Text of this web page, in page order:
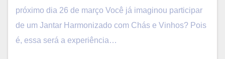
próximo dia 26 de março Você já imaginou participar
de um Jantar Harmonizado com Chás e Vinhos? Pois
é, essa será a experiência…